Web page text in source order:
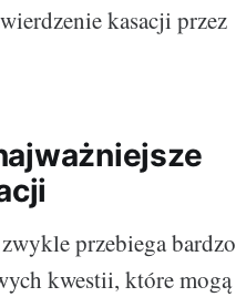
kasacji przez
przebiega bardzo
kwestii, które mogą